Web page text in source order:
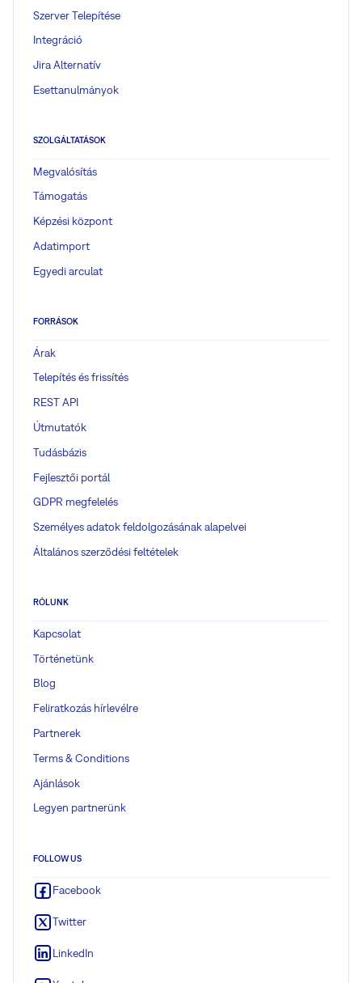
Szerver Telepítése
Integráció
Jira Alternatív
Esettanulmányok
SZOLGÁLTATÁSOK
Megvalósítás
Támogatás
Képzési központ
Adatimport
Egyedi arculat
FORRÁSOK
Árak
Telepítés és frissítés
REST API
Útmutatók
Tudásbázis
Fejlesztői portál
GDPR megfelelés
Személyes adatok feldolgozásának alapelvei
Általános szerződési feltételek
RÓLUNK
Kapcsolat
Történetünk
Blog
Feliratkozás hírlevélre
Partnerek
Terms & Conditions
Ajánlások
Legyen partnerünk
FOLLOW US
Facebook
Twitter
LinkedIn